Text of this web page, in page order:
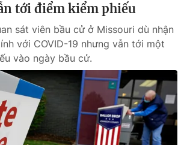
tới điểm kiểm phiếu
sát viên bầu cử ở Missouri dù nhận
với COVID-19 nhưng vẫn tới một
vào ngày bầu cử.